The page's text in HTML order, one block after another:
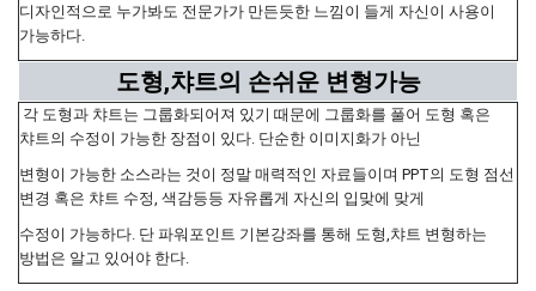
디자인적으로 누가봐도 전문가가 만든듯한 느낌이 들게 자신이 사용이
가능하다.
도형,챠트의 손쉬운 변형가능
각 도형과 챠트는 그룹화되어져 있기 때문에 그룹화를 풀어 도형 혹은
챠트의 수정이 가능한 장점이 있다. 단순한 이미지화가 아닌
변형이 가능한 소스라는 것이 정말 매력적인 자료들이며 PPT의 도형 점선
변경 혹은 챠트 수정, 색감등등 자유롭게 자신의 입맞에 맞게
수정이 가능하다. 단 파워포인트 기본강좌를 통해 도형,챠트 변형하는
방법은 알고 있어야 한다.